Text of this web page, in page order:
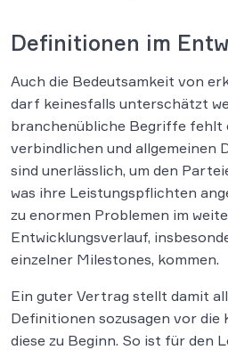
Definitionen im
Auch die Bedeutsamkeit von
darf keinesfalls unterschätzt
branchenübliche Begriffe fehlt
verbindlichen und allgemeinen
sind unerlässlich, um den
was ihre Leistungspflichten
zu enormen Problemen im
Entwicklungsverlauf,
einzelner Milestones, kommen.
Ein guter Vertrag stellt damit
Definitionen sozusagen vor die
diese zu Beginn. So ist für den